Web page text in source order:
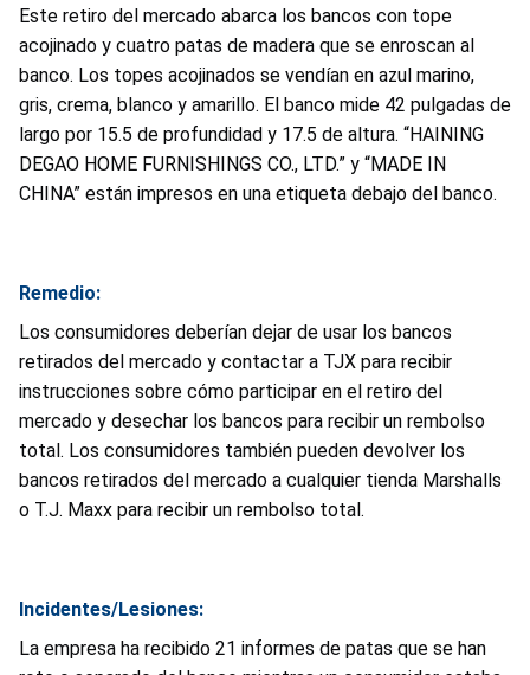
Este retiro del mercado abarca los bancos con tope
acojinado y cuatro patas de madera que se enroscan al
banco. Los topes acojinados se vendían en azul marino,
gris, crema, blanco y amarillo. El banco mide 42 pulgadas de
largo por 15.5 de profundidad y 17.5 de altura. “HAINING
DEGAO HOME FURNISHINGS CO., LTD.” y “MADE IN
CHINA” están impresos en una etiqueta debajo del banco.
Remedio:
Los consumidores deberían dejar de usar los bancos
retirados del mercado y contactar a TJX para recibir
instrucciones sobre cómo participar en el retiro del
mercado y desechar los bancos para recibir un rembolso
total. Los consumidores también pueden devolver los
bancos retirados del mercado a cualquier tienda Marshalls
o T.J. Maxx para recibir un rembolso total.
Incidentes/Lesiones:
La empresa ha recibido 21 informes de patas que se han